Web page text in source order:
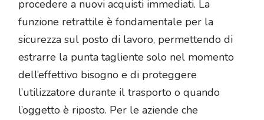
procedere a nuovi acquisti immediati. La
funzione retrattile è fondamentale per la
sicurezza sul posto di lavoro, permettendo di
estrarre la punta tagliente solo nel momento
dell’effettivo bisogno e di proteggere
l’utilizzatore durante il trasporto o quando
l’oggetto è riposto. Per le aziende che